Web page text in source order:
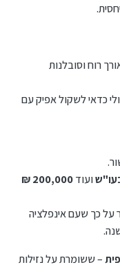
רוח וסובלנות
כדאי לשקול אפיק עם
ועוד
200,000 ₪
על כך שעם אינפלציה
– ששומרת על נזילות